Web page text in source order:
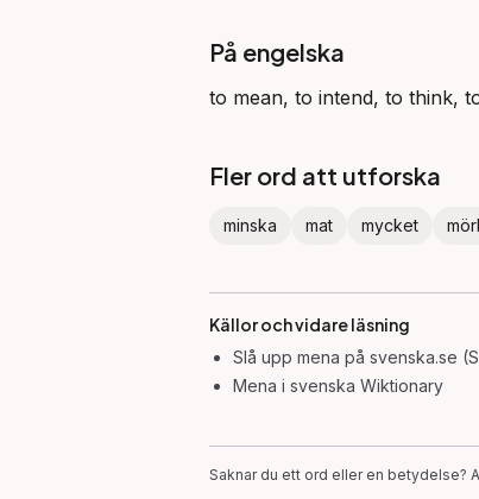
På engelska
to mean, to intend, to think,
Fler ord att utforska
minska mat mycket
Källor och vidare läsning
Slå upp mena på svenska.se
Mena i svenska Wiktionary
Saknar du ett ord eller en betydelse?